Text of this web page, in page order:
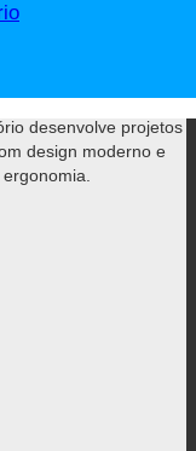
desenvolve projetos
design moderno e